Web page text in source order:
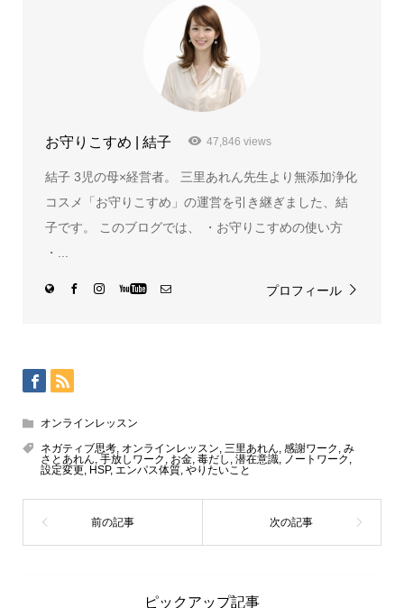
お守りこすめ | 結子 47,846 views
結子 3児の母×経営者。 三里あれん先生より無添加浄化
コスメ「お守りこすめ」の運営を引き継ぎました、結
子です。 このブログでは、 ・お守りこすめの使い方
・...
プロフィール
オンラインレッスン
ネガティブ思考, オンラインレッスン 三里あれん 感謝ワーク み
さとあれん 手放しワーク お金, 毒だし 潜在意識, ノートワーク
設定変更, HSP, エンパス体質, やりたいこと
ピックアップ記事